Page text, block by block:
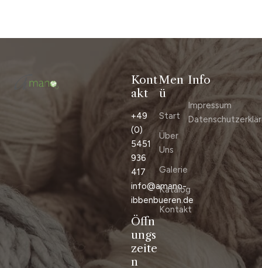
Kont
akt
+49
(0)
5451
936
417
info@amano-
ibbenbueren.de
Öffn
ungs
zeite
n
Men
ü
Start
Über
Uns
Galerie
Katalog
Kontakt
Info
Impressum